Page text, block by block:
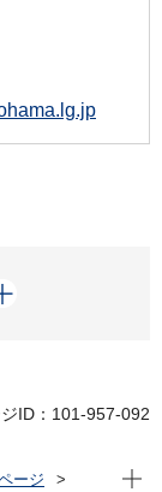
ID：101-957-092
ージ
現在